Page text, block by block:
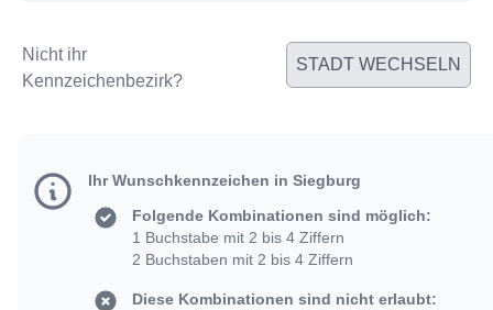
Nicht ihr
Kennzeichenbezirk?
STADT WECHSELN
Ihr Wunschkennzeichen in Siegburg
Folgende Kombinationen sind möglich:
1 Buchstabe mit 2 bis 4 Ziffern
2 Buchstaben mit 2 bis 4 Ziffern
Diese Kombinationen sind nicht erlaubt: